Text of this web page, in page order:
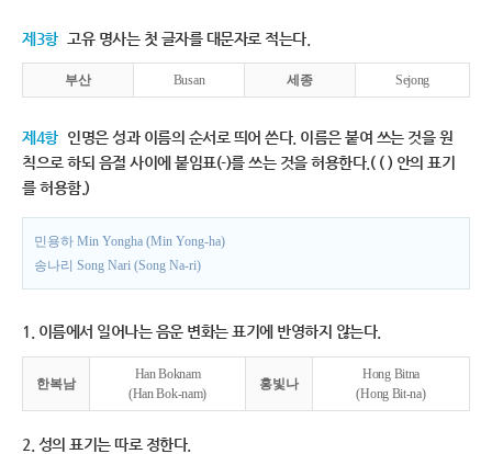
제3항 고유 명사는 첫 글자를 대문자로 적는다.
부산 Busan 세종 Sejong
제4항 인명은 성과 이름의 순서로 띄어 쓴다. 이름은 붙여 쓰는 것을 원
칙으로 하되 음절 사이에 붙임표(-)를 쓰는 것을 허용한다.( ( ) 안의 표기
를 허용함.)
민용하 Min Yongha (Min Yong-ha)
송나리 Song Nari (Song Na-ri)
1. 이름에서 일어나는 음운 변화는 표기에 반영하지 않는다.
한복남
Han Boknam
(Han Bok-nam)
홍빛나
Hong Bitna
(Hong Bit-na)
2. 성의 표기는 따로 정한다.